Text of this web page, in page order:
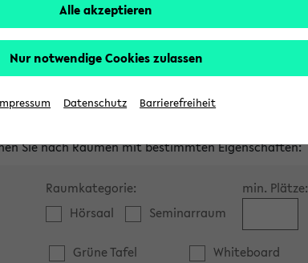
Sie nach Räumen mit bestimmten Eigenschaften:
Raumkategorie:
Hörsaal
Seminarraum
min. Plätze:
Grüne Tafel Whiteboard
Alle akzeptieren
Nur notwendige Cookies zulassen
Datenschutz Barrierefreiheit